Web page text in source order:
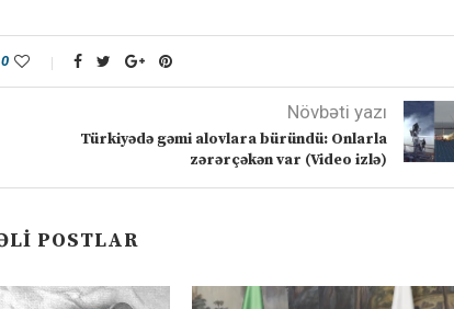
0
Növbəti yazı
Türkiyədə gəmi alovlara büründü: Onlarla
zərərçəkən var (Video izlə)
POSTLAR